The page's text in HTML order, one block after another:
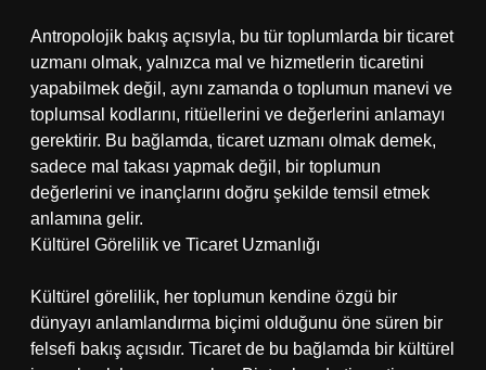
Antropolojik bakış açısıyla, bu tür toplumlarda bir ticaret
uzmanı olmak, yalnızca mal ve hizmetlerin ticaretini
yapabilmek değil, aynı zamanda o toplumun manevi ve
toplumsal kodlarını, ritüellerini ve değerlerini anlamayı
gerektirir. Bu bağlamda, ticaret uzmanı olmak demek,
sadece mal takası yapmak değil, bir toplumun
değerlerini ve inançlarını doğru şekilde temsil etmek
anlamına gelir.
Kültürel Görelilik ve Ticaret Uzmanlığı
Kültürel görelilik, her toplumun kendine özgü bir
dünyayı anlamlandırma biçimi olduğunu öne süren bir
felsefi bakış açısıdır. Ticaret de bu bağlamda bir kültürel